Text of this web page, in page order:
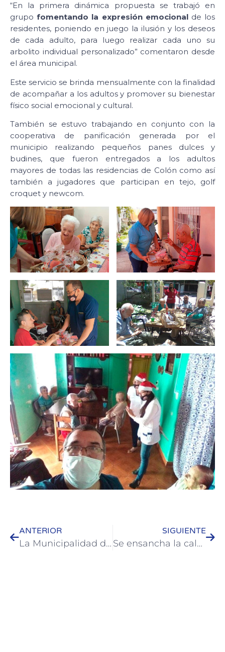
“En la primera dinámica propuesta se trabajó en
grupofomentando la expresión emocionalde los
residentes, poniendo en juego la ilusión y los deseos
de cada adulto, para luego realizar cada uno su
arbolito individual personalizado” comentaron desde
el área municipal.
Este servicio se brinda mensualmente con la finalidad
de acompañar a los adultos y promover su bienestar
físico social emocional y cultural.
También se estuvo trabajando en conjunto con la
cooperativa de panificación generada por el
municipio realizando pequeños panes dulces y
budines, que fueron entregados a los adultos
mayores de todas las residencias de Colón como así
también a jugadores que participan en tejo, golf
croquet y newcom.
ANTERIOR
La Municipalidad de Colón brinda recomendaciones para las fiestas
SIGUIENTE
Se ensancha la calzada en la zona costera norte de Colón